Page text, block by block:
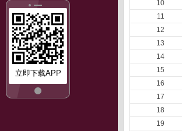
立即下载APP
10
11
12
13
14
15
16
17
18
19